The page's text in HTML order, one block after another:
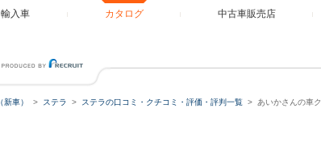
輸入車 カタログ 中古車販売店
新車） ステラ ステラの口コミ・クチコミ・評価・評判一覧 あいかさんの車